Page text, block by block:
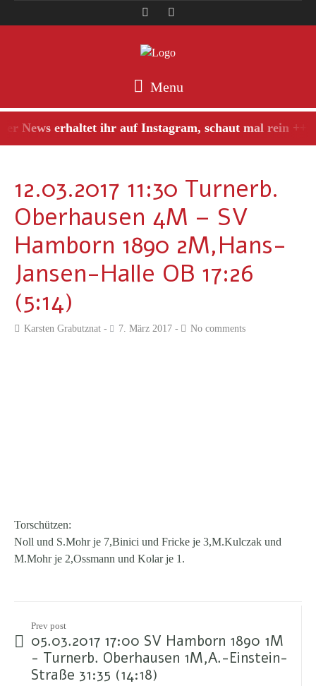
Menu
News erhaltet ihr auf Instagram, schaut mal rein +++
12.03.2017 11:30 Turnerb.
Oberhausen 4M – SV
Hamborn 1890 2M,Hans-
Jansen-Halle OB 17:26
(5:14)
Karsten Grabutznat 7. März 2017 No comments
Torschützen:
Noll und S.Mohr je 7,Binici und Fricke je 3,M.Kulczak und
M.Mohr je 2,Ossmann und Kolar je 1.
Prev post
05.03.2017 17:00 SV Hamborn 1890 1M
- Turnerb. Oberhausen 1M,A.-Einstein-
Straße 31:35 (14:18)